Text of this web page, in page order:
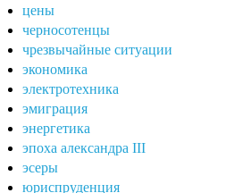
цены
черносотенцы
чрезвычайные ситуации
экономика
электротехника
эмиграция
энергетика
эпоха александра III
эсеры
юриспруденция